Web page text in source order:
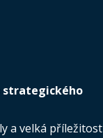
strategického
a velká příležitost